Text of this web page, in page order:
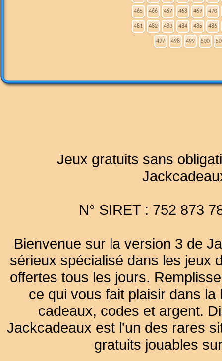
465 466 467 468 469 470
481 482 483 484 485 486
497 498 499 500
Jeux gratuits sans
N° SIRET : 752 873
Bienvenue sur la version 3 de
sérieux spécialisé dans les jeux
offertes tous les jours.
ce qui vous fait plaisir dans
cadeaux, codes et argent.
Jackcadeaux est l'un des rares
gratuits jouables